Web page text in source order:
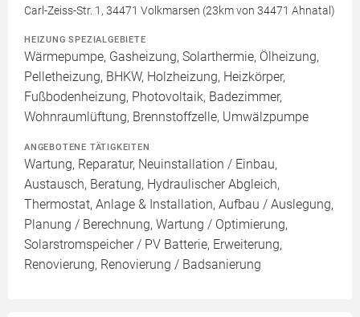
Carl-Zeiss-Str. 1, 34471 Volkmarsen (23km von 34471 Ahnatal)
HEIZUNG SPEZIALGEBIETE
Wärmepumpe, Gasheizung, Solarthermie, Ölheizung,
Pelletheizung, BHKW, Holzheizung, Heizkörper,
Fußbodenheizung, Photovoltaik, Badezimmer,
Wohnraumlüftung, Brennstoffzelle, Umwälzpumpe
ANGEBOTENE TÄTIGKEITEN
Wartung, Reparatur, Neuinstallation / Einbau,
Austausch, Beratung, Hydraulischer Abgleich,
Thermostat, Anlage & Installation, Aufbau / Auslegung,
Planung / Berechnung, Wartung / Optimierung,
Solarstromspeicher / PV Batterie, Erweiterung,
Renovierung, Renovierung / Badsanierung